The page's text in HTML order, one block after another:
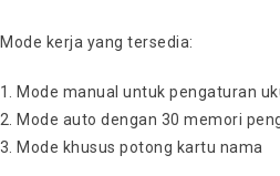
Mode kerja yang tersedia:
Mode manual untuk pengaturan
Mode auto dengan 30 memori
Mode khusus potong kartu nama